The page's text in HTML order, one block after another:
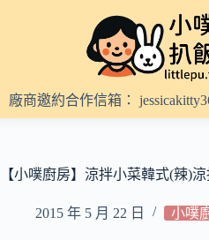
內
容
廠商邀約合作信箱：
【小噗廚房】涼拌小菜韓式(辣)
2015 年 5 月 22 日 小噗